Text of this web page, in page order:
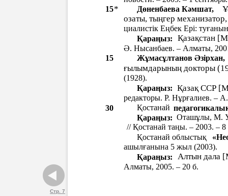
Стр. 7
15* Дөненбаева Кəмшат,
озаты, тыңгер
циалистік Еңбек Ері:
Қараңыз:
Қазақстан
Ə. Нысанбаев. – Алматы,
15
Жұмасұлтанов Əзірхан,
ғылымдарының докторы
(1928).
Қараңыз: Қазақ ССР
редакторы. Р. Нұрғалиев. –
30
Қостанай
Қараңыз: Оташұлы, М.
// Қостанай таңы. – 2003. – 8
Қостанай облыстық
ашылғанына 5 жыл (2003).
Қараңыз:
Алтын дала
Алматы, 2005. – 20 б.